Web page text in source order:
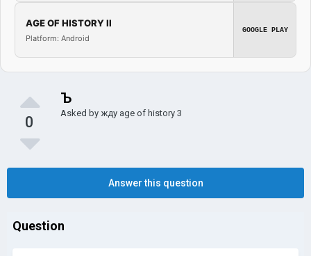
AGE OF HISTORY II
Platform: Android
GOOGLE PLAY
0
Ъ
Asked by жду age of history 3
Answer this question
Question